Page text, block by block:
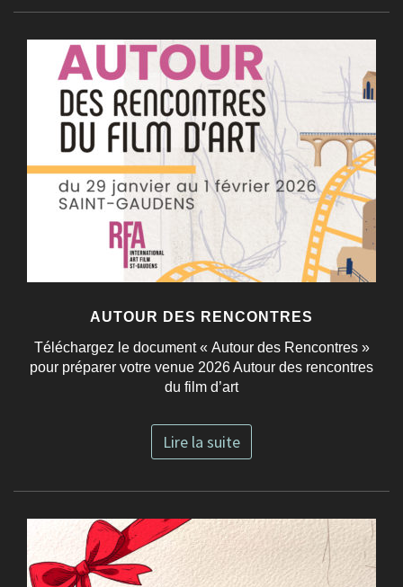
AUTOUR DES RENCONTRES
Téléchargez le document « Autour des Rencontres »
pour préparer votre venue 2026 Autour des rencontres
du film d’art
Lire la suite